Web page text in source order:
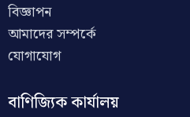
বিজ্ঞাপন
আমাদের সম্পর্কে
যোগাযোগ
বাণিজ্যিক কার্যালয়